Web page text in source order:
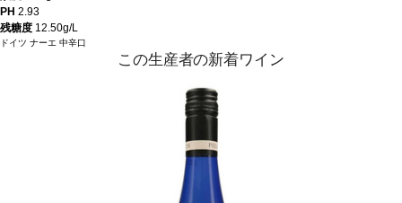
PH 2.93
残糖度 12.50g/L
ドイツ ナーエ 中辛口
この生産者の新着ワイン